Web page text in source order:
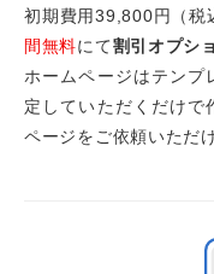
初期費用39,800円（税
間無料にて割引オプシ
ホームページはテンプ
定していただくだけで
ページをご依頼いただ